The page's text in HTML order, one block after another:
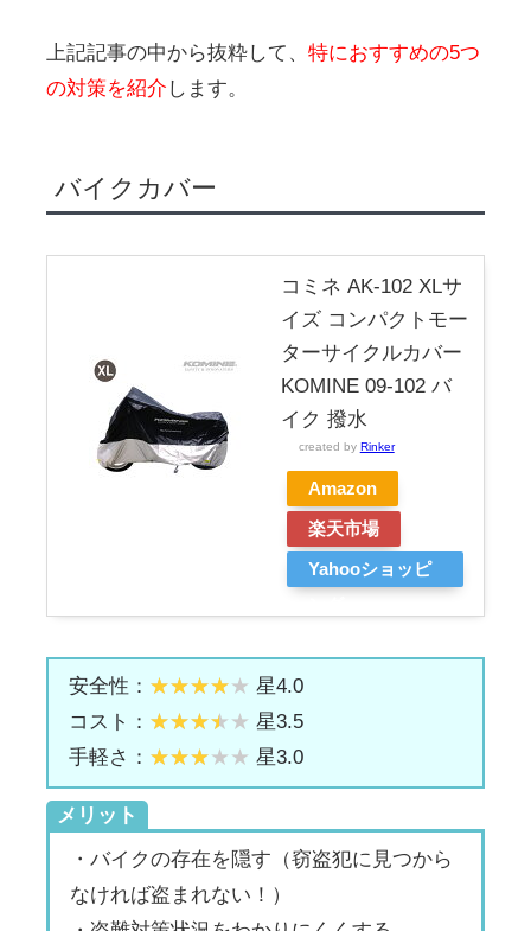
上記記事の中から抜粋して、 特におすすめの5つ
の対策を紹介 します。
バイクカバー
コミネ AK-102 XLサ
イズ コンパクトモー
ターサイクルカバー
KOMINE 09-102 バ
イク 撥水
created by Rinker
Amazon
楽天市場
Yahooショッピ
安全性：
星4.0
コスト：
星3.5
手軽さ：
星3.0
メリット
・バイクの存在を隠す（窃盗犯に見つから
なければ盗まれない！）